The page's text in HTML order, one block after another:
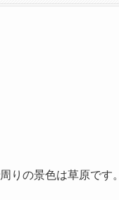
りの景色は草原です。